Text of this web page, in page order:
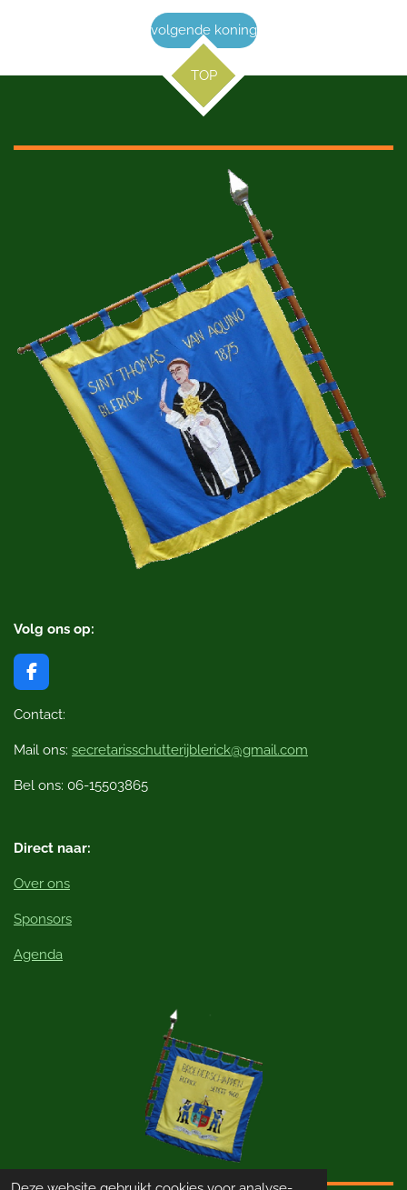
volgende koning
TOP
Volg ons op:
F
a
c
b
o
k
Contact:
Mail ons: secretarisschutterijblerick@gmail.com
Bel ons: 06-15503865
Direct naar:
Over ons
Sponsors
Agenda